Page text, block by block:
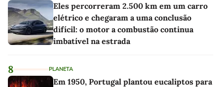
Eles percorreram 2.500 km em um carro
elétrico e chegaram a uma conclusão
difícil: o motor a combustão continua
imbatível na estrada
8 PLANETA
Em 1950, Portugal plantou eucaliptos para